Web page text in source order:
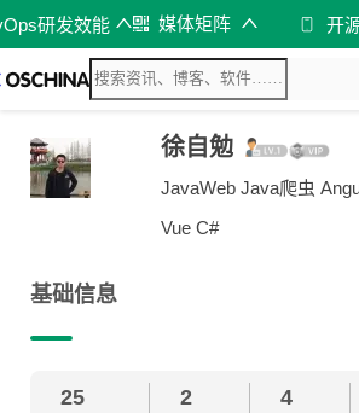
研发效能 媒体矩阵 开
徐自勉
JavaWeb Java爬虫
Vue C#
基础信息
25 2 4